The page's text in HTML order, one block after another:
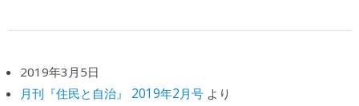
2019年3月5日
月刊『住民と自治』 2019年2月号より